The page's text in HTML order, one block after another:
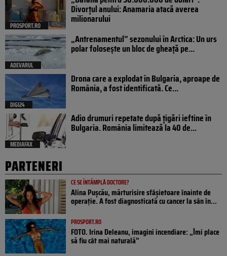
PROSPORT.RO
Divorțul anului: Anamaria atacă averea
milionarului
ADEVARUL
„Antrenamentul” sezonului în Arctica: Un urs
polar folosește un bloc de gheață pe...
DIGI24
Drona care a explodat în Bulgaria, aproape de
România, a fost identificată. Ce...
MEDIAFAX
Adio drumuri repetate după țigări ieftine în
Bulgaria. România limitează la 40 de...
PARTENERI
CE SE ÎNTÂMPLĂ DOCTORE?
Alina Pușcău, mărturisire sfâșietoare înainte de
operație. A fost diagnosticată cu cancer la sân în...
PROSPORT.RO
FOTO. Irina Deleanu, imagini incendiare: „Îmi place
să fiu cât mai naturală”